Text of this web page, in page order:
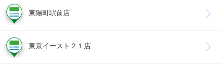
東陽町駅前店
東京イースト２１店